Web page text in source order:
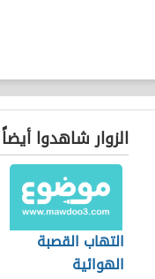
الزوار شاهدوا أيضاً
التهاب القصبة
الهوائية